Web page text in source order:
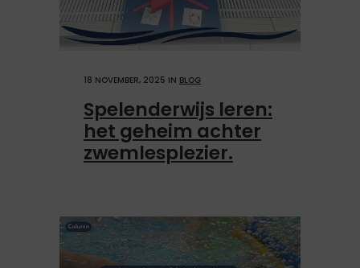
18 NOVEMBER, 2025 IN BLOG
Spelenderwijs leren:
het geheim achter
zwemlesplezier.